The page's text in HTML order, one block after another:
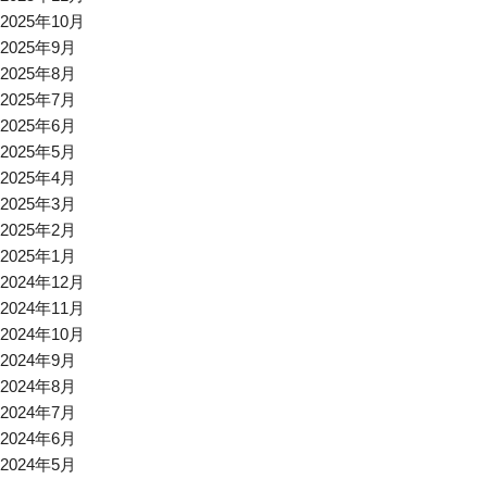
2025年10月
2025年9月
2025年8月
2025年7月
2025年6月
2025年5月
2025年4月
2025年3月
2025年2月
2025年1月
2024年12月
2024年11月
2024年10月
2024年9月
2024年8月
2024年7月
2024年6月
2024年5月